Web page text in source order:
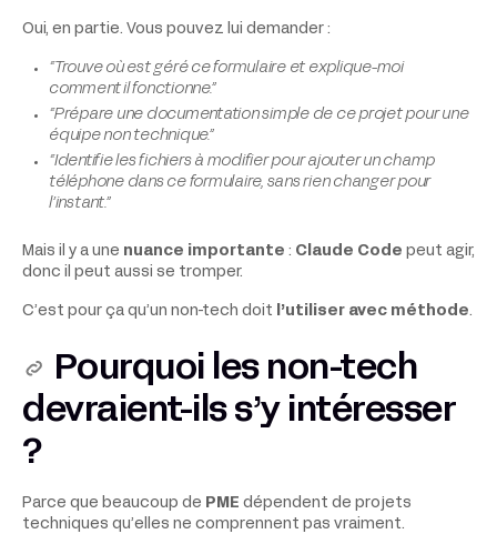
Oui, en partie. Vous pouvez lui demander :
“Trouve où est géré ce formulaire et explique-moi
comment il fonctionne.”
“Prépare une documentation simple de ce projet pour une
équipe non technique.”
“Identifie les fichiers à modifier pour ajouter un champ
téléphone dans ce formulaire, sans rien changer pour
l’instant.”
Mais il y a une nuance importante : Claude Code peut agir,
donc il peut aussi se tromper.
C’est pour ça qu’un non-tech doit l’utiliser avec méthode.
Pourquoi les non-tech
devraient-ils s’y intéresser
?
Parce que beaucoup de PME dépendent de projets
techniques qu’elles ne comprennent pas vraiment.